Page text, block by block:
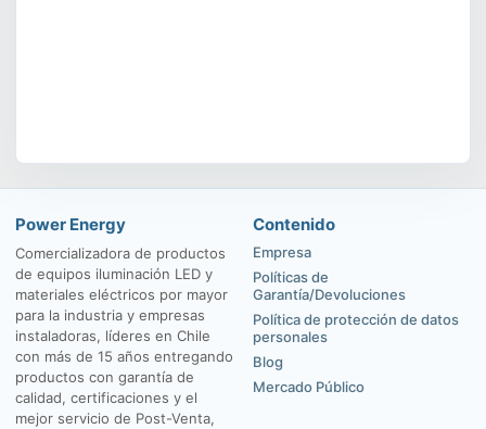
Power Energy
Comercializadora de productos
de equipos iluminación LED y
materiales eléctricos por mayor
para la industria y empresas
instaladoras, líderes en Chile
con más de 15 años entregando
productos con garantía de
calidad, certificaciones y el
mejor servicio de Post-Venta,
Contenido
Empresa
Políticas de
Garantía/Devoluciones
Política de protección de datos
personales
Blog
Mercado Público